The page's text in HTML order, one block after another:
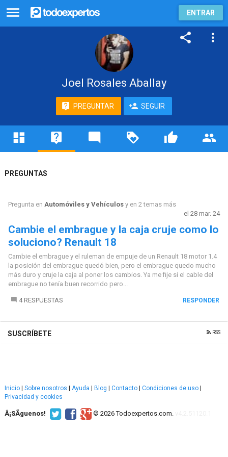
ENTRAR
Joel Rosales Aballay
PREGUNTAR SEGUIR
PREGUNTAS
Pregunta en Automóviles y Vehículosy en 2 temas más
el 28 mar. 24
Cambie el embrague y la caja cruje como lo
soluciono? Renault 18
Cambie el embrague y el ruleman de empuje de un Renault 18 motor 1.4
la posición del embrague quedó bien, pero el embrague quedo mucho
más duro y cruje la caja al poner los cambios. Ya me fije si el cable del
embrague no tenía buen recorrido pero...
4 RESPUESTAS RESPONDER
SUSCRÍBETE RSS
Inicio Sobre nosotros Ayuda Blog Contacto Condiciones de uso
Privacidad y cookies
Â¡SÃ­guenos! © 2026 Todoexpertos.com.